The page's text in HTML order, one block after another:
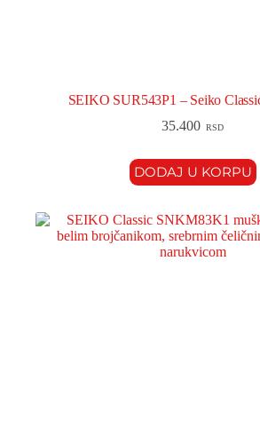
SEIKO SUR543P1 – Seiko
35.400 RSD
DODAJ U KORPU